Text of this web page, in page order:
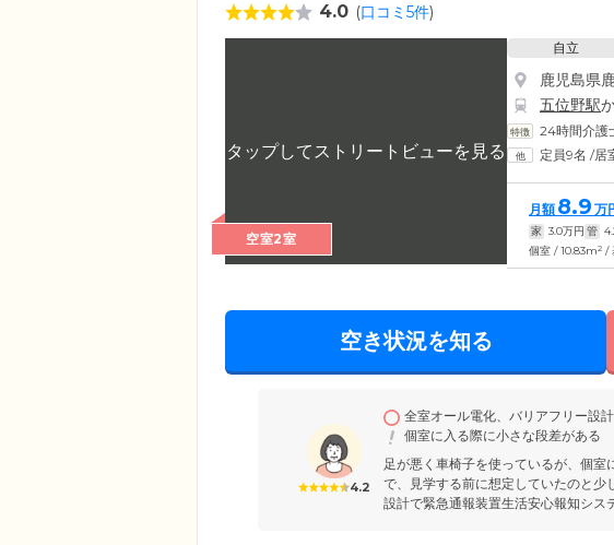
4.0 (口コミ5件)
空室2室
自立
鹿児島県
五位野駅
24時間介護
定員9名 /居
月額 8.9 万
家 3.0万円 管
個室 / 10.83m2 /
空き状況を知る
4.2
全室オール電化、バリアフリー設計
個室に入る際に小さな段差がある
足が悪く車椅子を使っているが、個
で、見学する前に想定していたのと少
設計で緊急通報装置生活安心報知シス